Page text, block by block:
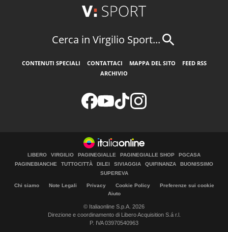
Cerca in Virgilio Sport...
CONTENUTI SPECIALI CONTATTACI MAPPA DEL SITO
FEED RSS
ARCHIVIO
LIBERO VIRGILIO PAGINEGIALLE PAGINEGIALLE SHOP
PGCASA
PAGINEBIANCHE
TUTTOCITTÀ DILEI SIVIAGGIA QUIFINANZA
BUONISSIMO
SUPEREVA
Chi siamo Note Legali Privacy Cookie Policy
Preferenze sui cookie
Aiuto
© Italiaonline S.p.A. 2026
Direzione e coordinamento di Libero Acquisition S.á r.l.
P. IVA 03970540963